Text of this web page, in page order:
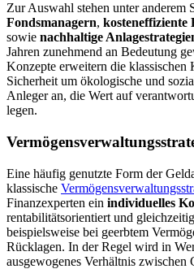
Zur Auswahl stehen unter anderem
Fondsmanagern, kosteneffiziente
sowie nachhaltige
Jahren zunehmend an Bedeutung
Konzepte erweitern die
Sicherheit um ökologische und
Anleger an, die Wert auf
legen.
Eine häufig genutzte Form der
klassische
Finanzexperten ein individuelles
rentabilitätsorientiert und
beispielsweise bei geerbtem
Rücklagen. In der Regel wird in
ausgewogenes Verhältnis zwischen